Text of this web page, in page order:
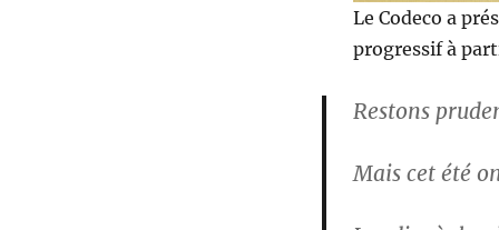
Le Codeco a
progressif à
Restons
Mais cet été